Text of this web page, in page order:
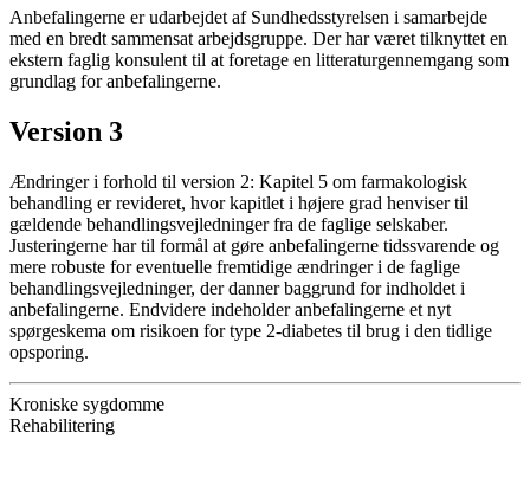
Anbefalingerne er udarbejdet af Sundhedsstyrelsen i samarbejde
med en bredt sammensat arbejdsgruppe. Der har været tilknyttet en
ekstern faglig konsulent til at foretage en litteraturgennemgang som
grundlag for anbefalingerne.
Version 3
Ændringer i forhold til version 2: Kapitel 5 om farmakologisk
behandling er revideret, hvor kapitlet i højere grad henviser til
gældende behandlingsvejledninger fra de faglige selskaber.
Justeringerne har til formål at gøre anbefalingerne tidssvarende og
mere robuste for eventuelle fremtidige ændringer i de faglige
behandlingsvejledninger, der danner baggrund for indholdet i
anbefalingerne. Endvidere indeholder anbefalingerne et nyt
spørgeskema om risikoen for type 2-diabetes til brug i den tidlige
opsporing.
Kroniske sygdomme
Rehabilitering